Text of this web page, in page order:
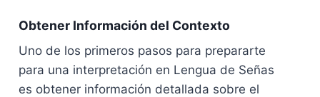
Obtener Información del Contexto
Uno de los primeros pasos para prepararte
para una interpretación en Lengua de Señas
es obtener información detallada sobre el